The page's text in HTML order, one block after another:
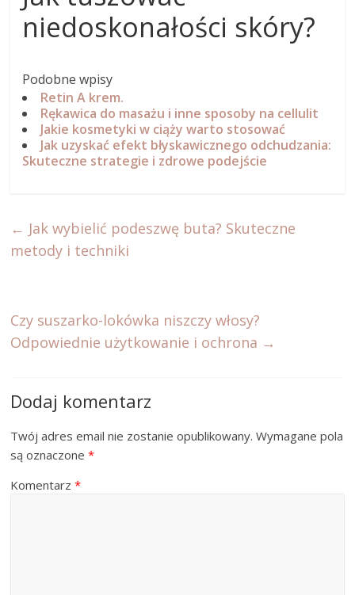
niedoskonałości skóry?
Podobne wpisy
Retin A krem.
Rękawica do masażu i inne sposoby na cellulit
Jakie kosmetyki w ciąży warto stosować
Jak uzyskać efekt błyskawicznego odchudzania:
Skuteczne strategie i zdrowe podejście
← Jak wybielić podeszwę buta? Skuteczne
metody i techniki
Czy suszarko-lokówka niszczy włosy?
Odpowiednie użytkowanie i ochrona →
Dodaj komentarz
Twój adres email nie zostanie opublikowany. Wymagane pola
są oznaczone*
Komentarz*